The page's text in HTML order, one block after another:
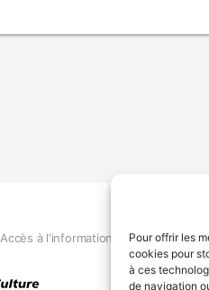
Pour offrir les
cookies pour
à ces
de navigation
Accès à l'information